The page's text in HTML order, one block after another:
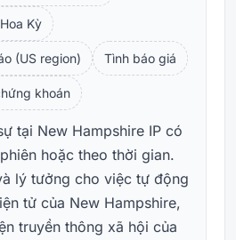
Kỳ
(US region) Tình báo giá
khoán
tại New Hampshire IP có
hoặc theo thời gian.
lý tưởng cho việc tự động
tử của New Hampshire,
truyền thông xã hội của